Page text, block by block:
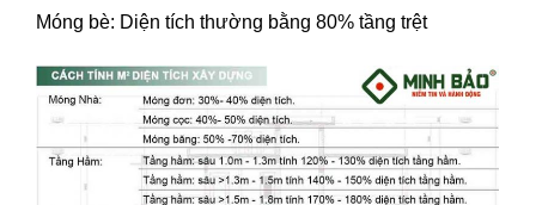
Móng bè: Diện tích thường bằng 80% tầng trệt